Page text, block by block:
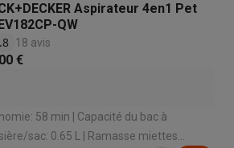
Aspirateur 4en1 Pet
QW
18 avis
€
58 min | Capacité du bac à
sac: 0.65 L | Ramasse miettes